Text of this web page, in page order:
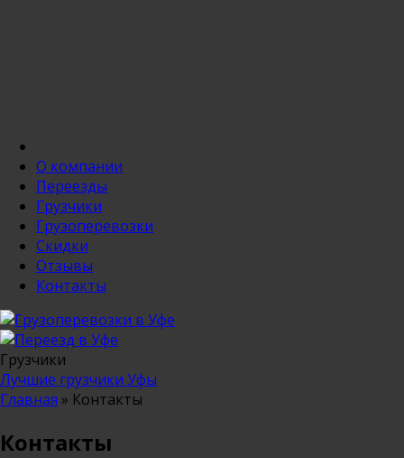
О компании
Переезды
Грузчики
Грузоперевозки
Скидки
Отзывы
Контакты
Грузчики
Лучшие грузчики Уфы
Главная » Контакты
Контакты